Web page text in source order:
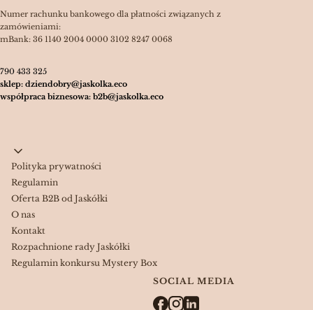
Numer rachunku bankowego dla płatności związanych z
zamówieniami:
mBank: 36 1140 2004 0000 3102 8247 0068
790 433 325
sklep: dziendobry@jaskolka.eco
współpraca biznesowa: b2b@jaskolka.eco
Linki w stopce
Polityka prywatności
Regulamin
Oferta B2B od Jaskółki
O nas
Kontakt
Rozpachnione rady Jaskółki
Regulamin konkursu Mystery Box
SOCIAL MEDIA